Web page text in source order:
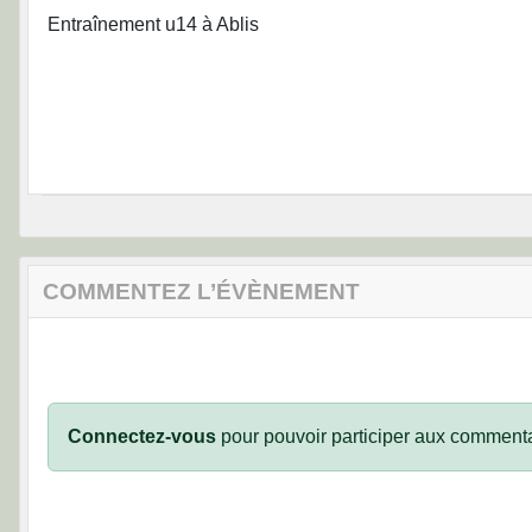
Entraînement u14 à Ablis
COMMENTEZ L’ÉVÈNEMENT
Connectez-vous pour pouvoir participer aux